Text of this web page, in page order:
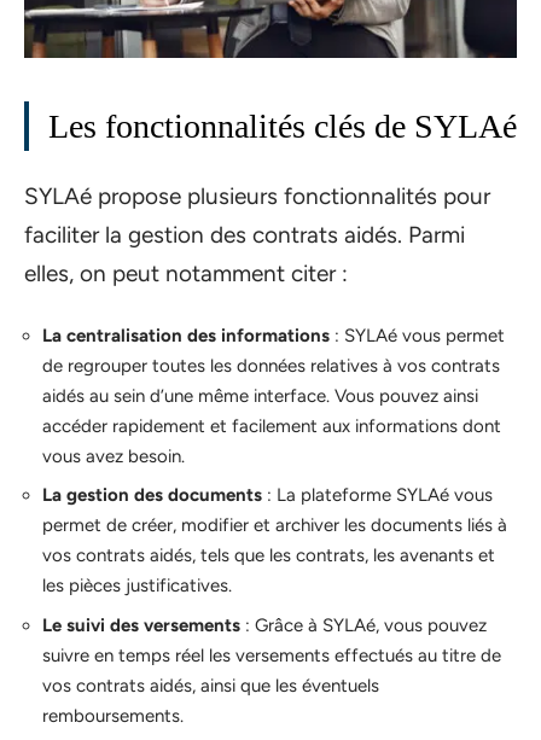
Les fonctionnalités clés de SYLAé
SYLAé propose plusieurs fonctionnalités pour
faciliter la gestion des contrats aidés. Parmi
elles, on peut notamment citer :
La centralisation des informations : SYLAé vous permet
de regrouper toutes les données relatives à vos contrats
aidés au sein d’une même interface. Vous pouvez ainsi
accéder rapidement et facilement aux informations dont
vous avez besoin.
La gestion des documents : La plateforme SYLAé vous
permet de créer, modifier et archiver les documents liés à
vos contrats aidés, tels que les contrats, les avenants et
les pièces justificatives.
Le suivi des versements : Grâce à SYLAé, vous pouvez
suivre en temps réel les versements effectués au titre de
vos contrats aidés, ainsi que les éventuels
remboursements.